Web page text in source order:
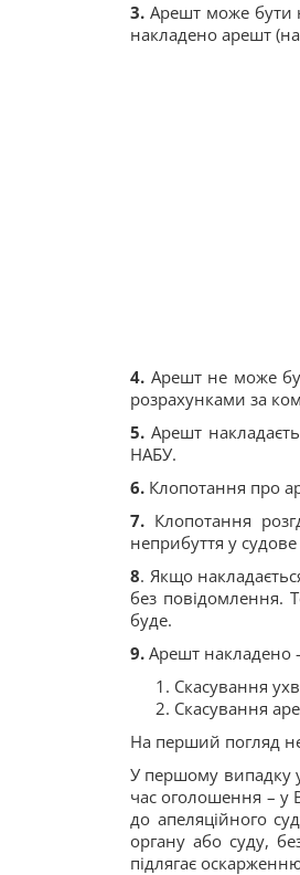
3. Арешт може бути
накладено арешт
4. Арешт не може
розрахунками за
5. Арешт
НАБУ.
6. Клопотання про
7. Клопотання
неприбуття у
8. Якщо
без повідомлення.
буде.
9. Арешт накладено
Скасування
Скасування
На перший погляд
У першому випадку
час оголошення – у
до апеляційного
органу або суду,
підлягає